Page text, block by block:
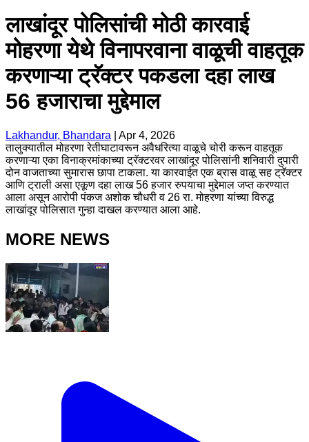
लाखांदूर पोलिसांची मोठी कारवाई
मोहरणा येथे विनापरवाना वाळूची वाहतूक
करणाऱ्या ट्रॅक्टर पकडला दहा लाख
56 हजाराचा मुद्देमाल
Lakhandur, Bhandara
Apr 4, 2026
तालुक्यातील मोहरणा रेतीघाटावरून अवैधरित्या वाळूचे चोरी करून वाहतूक
करणाऱ्या एका विनाक्रमांकाच्या ट्रॅक्टरवर लाखांदूर पोलिसांनी शनिवारी दुपारी
दोन वाजताच्या सुमारास छापा टाकला. या कारवाईत एक ब्रास वाळू सह ट्रॅक्टर
आणि ट्राली असा एकूण दहा लाख 56 हजार रुपयाचा मुद्देमाल जप्त करण्यात
आला असून आरोपी पंकज अशोक चौधरी व 26 रा. मोहरणा यांच्या विरुद्ध
लाखांदूर पोलिसात गुन्हा दाखल करण्यात आला आहे.
MORE NEWS